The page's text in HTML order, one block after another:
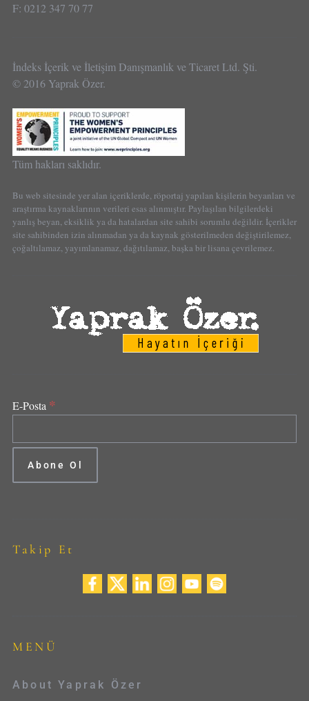
F: 0212 347 70 77
İndeks İçerik ve İletişim Danışmanlık ve Ticaret Ltd. Şti.
© 2016 Yaprak Özer.
Tüm hakları saklıdır.
Bu web sitesinde yer alan içeriklerde, röportaj yapılan kişilerin beyanları ve
araştırma kaynaklarının verileri esas alınmıştır. Paylaşılan bilgilerdeki
yanlış beyan, eksiklik ya da hatalardan site sahibi sorumlu değildir. İçerikler
site sahibinden izin alınmadan ya da kaynak gösterilmeden değiştirilemez,
çoğaltılamaz, yayımlanamaz, dağıtılamaz, başka bir lisana çevrilemez.
E-Posta *
Takip Et
MENÜ
About Yaprak Özer